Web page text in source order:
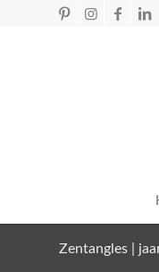
Zentangles |